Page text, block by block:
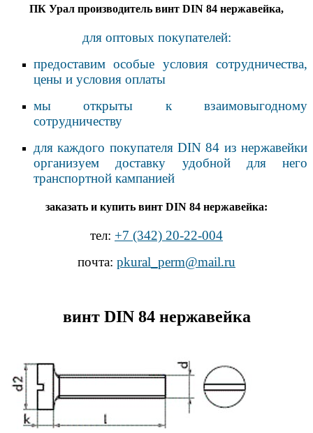
ПК Урал производитель винт DIN 84 нержавейка,
для оптовых покупателей:
предоставим особые условия сотрудничества,
цены и условия оплаты
мы открыты к взаимовыгодному
сотрудничеству
для каждого покупателя DIN 84 из нержавейки
организуем доставку удобной для него
транспортной кампанией
заказать и купить винт DIN 84 нержавейка:
тел: +7 (342) 20-22-004
почта: pkural_perm@mail.ru
винт DIN 84 нержавейка